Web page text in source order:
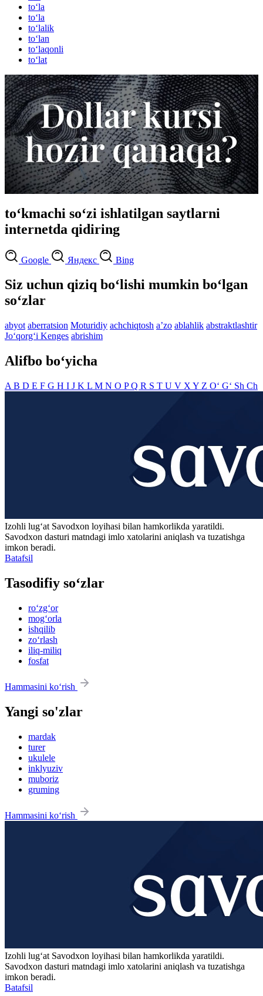
to‘la
to‘la
to‘lalik
to‘lan
to‘laqonli
to‘lat
to‘kmachi so‘zi ishlatilgan saytlarni
internetda qidiring
Google Яндекс Bing
Siz uchun qiziq bo‘lishi mumkin bo‘lgan
so‘zlar
abyot aberratsion Moturidiy achchiqtosh aʼzo ablahlik abstraktlashtir
Jo‘qorg‘i Kenges abrishim
Alifbo bo‘yicha
A B D E F G H I J K L M N O PQ R S T U V X Y Z O‘ G‘ Sh Ch
Izohli lugʻat Savodxon loyihasi bilan hamkorlikda yaratildi.
Savodxon dasturi matndagi imlo xatolarini aniqlash va tuzatishga
imkon beradi.
Batafsil
Tasodifiy so‘zlar
ro‘zg‘or
mog‘orla
ishqilib
zo‘rlash
iliq-miliq
fosfat
Hammasini ko‘rish
Yangi so'zlar
mardak
turer
ukulele
inklyuziv
muboriz
gruming
Hammasini ko‘rish
Izohli lugʻat Savodxon loyihasi bilan hamkorlikda yaratildi.
Savodxon dasturi matndagi imlo xatolarini aniqlash va tuzatishga
imkon beradi.
Batafsil